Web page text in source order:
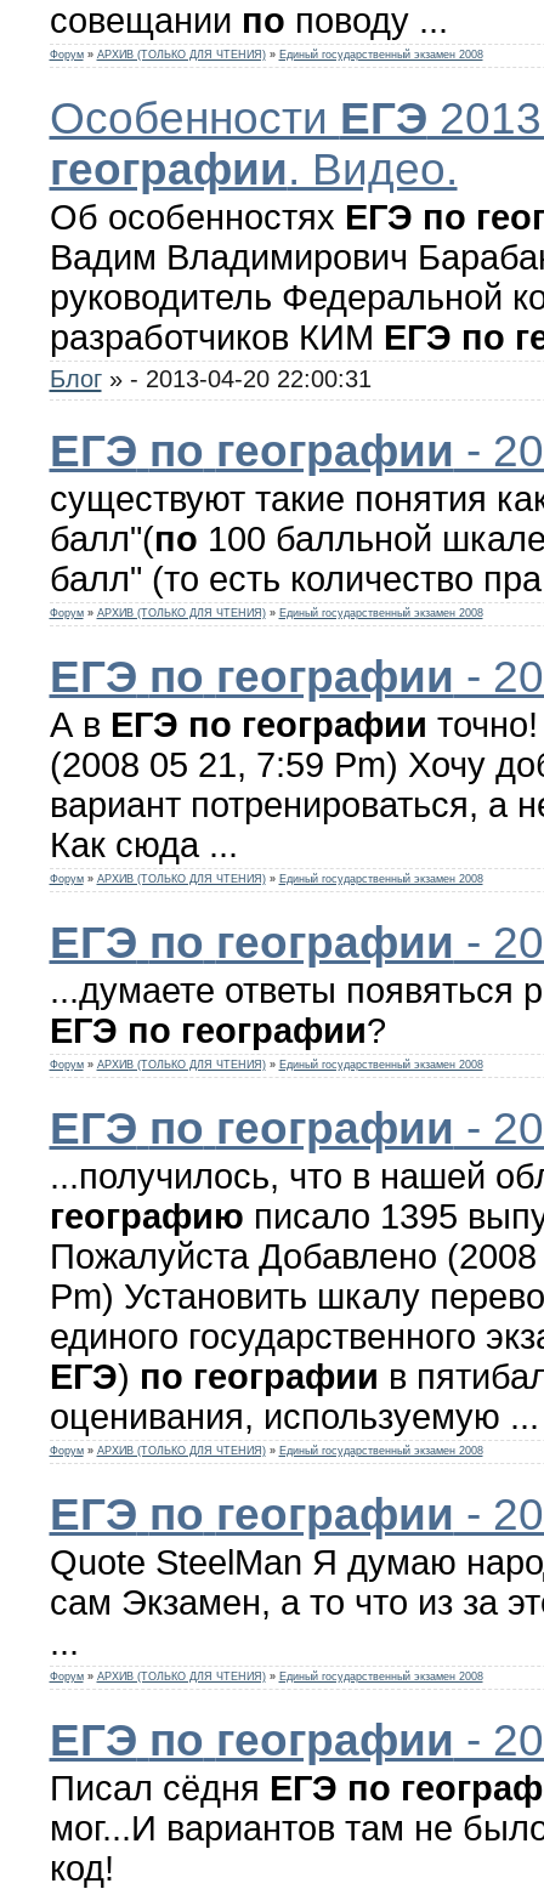
совещании по поводу ...
Форум » АРХИВ (ТОЛЬКО ДЛЯ ЧТЕНИЯ) » Единый государственный экзамен 2008
Особенности ЕГЭ
географии. Видео.
Об особенностях ЕГЭ по
Вадим Владимирович
руководитель Федеральной
разработчиков КИМ ЕГЭ по
Блог » - 2013-04-20 22:00:31
ЕГЭ по географии -
существуют такие понятия
балл"(по 100 балльной
балл" (то есть количество
Форум » АРХИВ (ТОЛЬКО ДЛЯ ЧТЕНИЯ) » Единый государственный экзамен 2008
ЕГЭ по географии -
А в ЕГЭ по географии
(2008 05 21, 7:59 Pm) Хочу
вариант потренироваться, а
Как сюда ...
Форум » АРХИВ (ТОЛЬКО ДЛЯ ЧТЕНИЯ) » Единый государственный экзамен 2008
ЕГЭ по географии -
...думаете ответы появяться
ЕГЭ по географии?
Форум » АРХИВ (ТОЛЬКО ДЛЯ ЧТЕНИЯ) » Единый государственный экзамен 2008
ЕГЭ по географии -
...получилось, что в нашей
географию писало 1395
Пожалуйста Добавлено
Pm) Установить шкалу
единого государственного
ЕГЭ) по географии в
оценивания, используемую ...
Форум » АРХИВ (ТОЛЬКО ДЛЯ ЧТЕНИЯ) » Единый государственный экзамен 2008
ЕГЭ по географии -
Quote SteelMan Я думаю
сам Экзамен, а то что из за
...
Форум » АРХИВ (ТОЛЬКО ДЛЯ ЧТЕНИЯ) » Единый государственный экзамен 2008
ЕГЭ по географии -
Писал сёдня ЕГЭ по
мог...И вариантов там не
код!